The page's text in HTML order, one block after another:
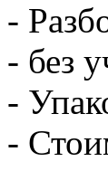
-
- без
-
-